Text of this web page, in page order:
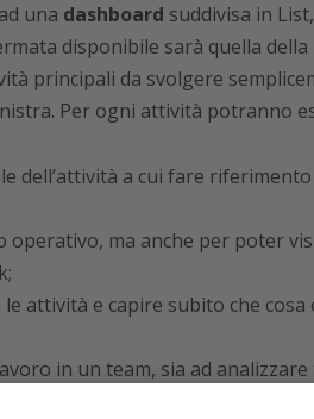
una dashboard suddivisa in
disponibile sarà quella della
principali da svolgere
Per ogni attività potranno
dell’attività a cui fare
operativo, ma anche per poter
attività e capire subito che cosa
in un team, sia ad
una data di scadenza e un